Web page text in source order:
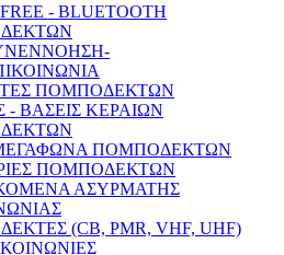
- BLUETOOTH
ΠΟΜΠΟΔΕΚΤΩΝ
- ΒΑΣΕΙΣ ΚΕΡΑΙΩΝ
ΠΟΜΠΟΔΕΚΤΩΝ
ΠΟΜΠΟΔΕΚΤΩΝ
ΑΣΥΡΜΑΤΗΣ
(CB, PMR, VHF, UHF)